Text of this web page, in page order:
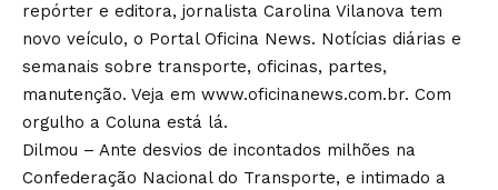
repórter e editora, jornalista Carolina Vilanova tem
novo veículo, o Portal Oficina News. Notícias diárias e
semanais sobre transporte, oficinas, partes,
manutenção. Veja em www.oficinanews.com.br. Com
orgulho a Coluna está lá.
Dilmou – Ante desvios de incontados milhões na
Confederação Nacional do Transporte, e intimado a